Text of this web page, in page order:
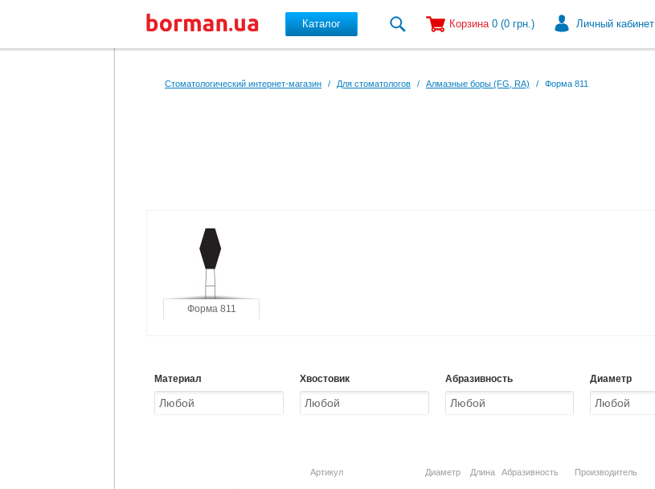
Каталог Корзина 0 (0 грн.) Личный кабинет
Стоматологический интернет-магазин / Для стоматологов / Алмазные боры (FG, RA) / Форма 811
Форма 811
Материал Хвостовик Абразивность Диаметр
Артикул Диаметр Длина Абразивность Производитель